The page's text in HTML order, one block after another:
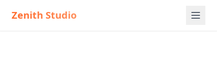
Zenith Studio